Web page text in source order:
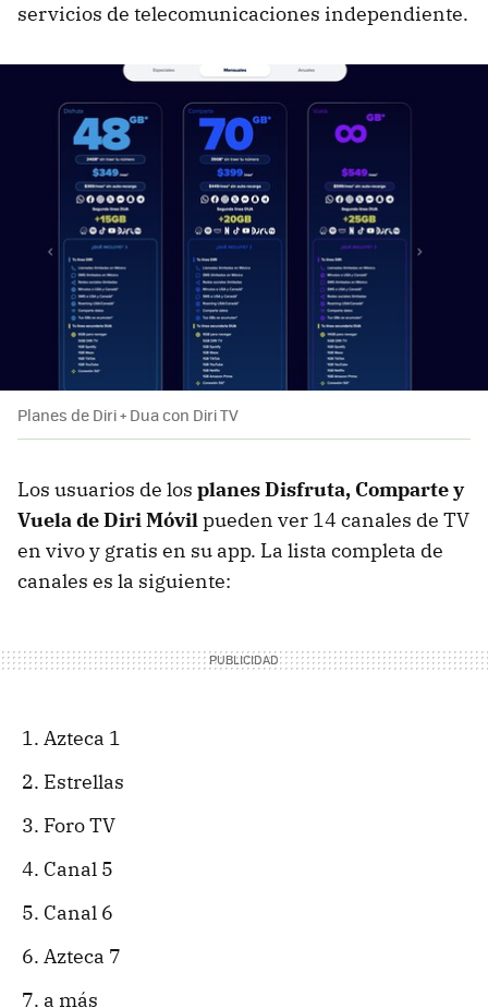
servicios de telecomunicaciones independiente.
Planes de Diri + Dua con Diri TV
Los usuarios de los planes Disfruta, Comparte y
Vuela de Diri Móvilpueden ver 14 canales de TV
en vivo y gratis en su app. La lista completa de
canales es la siguiente:
Azteca 1
Estrellas
Foro TV
Canal 5
Canal 6
Azteca 7
a más